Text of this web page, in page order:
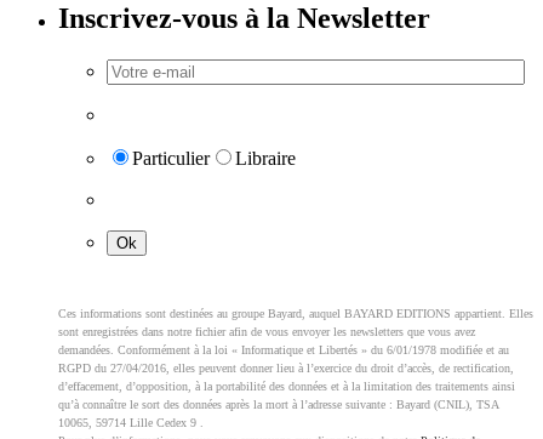
Inscrivez-vous à la Newsletter
Particulier Libraire
Ces informations sont destinées au groupe Bayard, auquel BAYARD EDITIONS appartient. Elles
sont enregistrées dans notre fichier afin de vous envoyer les newsletters que vous avez
demandées. Conformément à la loi « Informatique et Libertés » du 6/01/1978 modifiée et au
RGPD du 27/04/2016, elles peuvent donner lieu à l’exercice du droit d’accès, de rectification,
d’effacement, d’opposition, à la portabilité des données et à la limitation des traitements ainsi
qu’à connaître le sort des données après la mort à l’adresse suivante : Bayard (CNIL), TSA
10065, 59714 Lille Cedex 9 .